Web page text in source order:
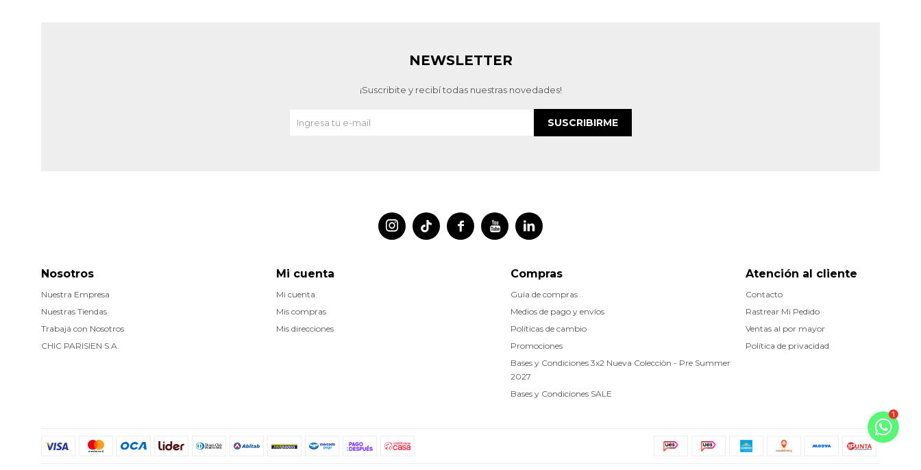
 
 
Atención al cliente
Contacto
Rastrear Mi Pedido
Ventas al por mayor
Política de privacidad
Nosotros
Nuestra Empresa
Nuestras Tiendas
Trabajá con Nosotros
CHIC PARISIEN S.A.
Compras
Guía de compras
Medios de pago y envíos
Políticas de cambio
Promociones
Bases y Condiciones 3x2 Nueva Colecciòn - Pre Summer
2027
Bases y Condiciones SALE
Mi cuenta
Mi cuenta
Mis compras
Mis direcciones
NEWSLETTER
¡Suscribite y recibí todas nuestras novedades!
SUSCRIBIRME